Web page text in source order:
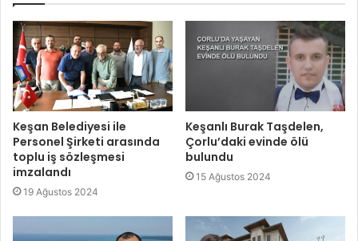
Keşan Belediyesi ile
Personel Şirketi arasında
toplu iş sözleşmesi
imzalandı
19 Ağustos 2024
Keşanlı Burak Taşdelen,
Çorlu’daki evinde ölü
bulundu
15 Ağustos 2024